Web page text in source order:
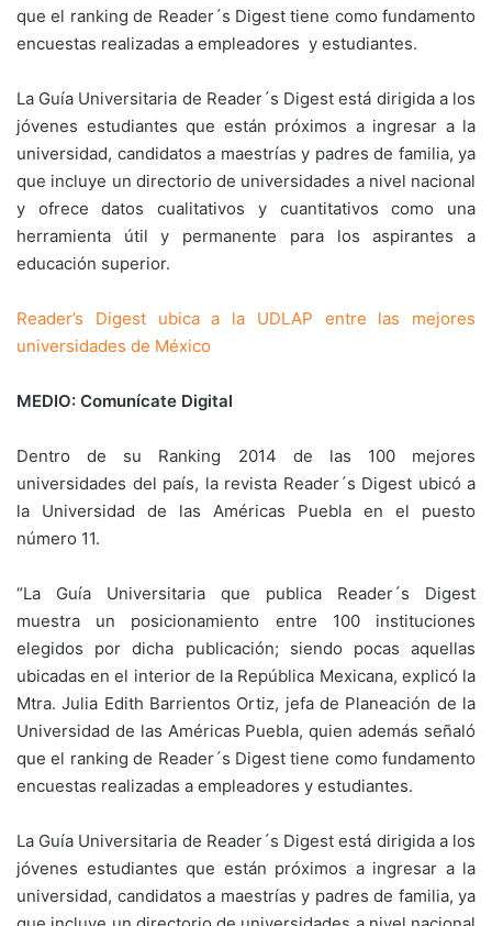
que el ranking de Reader´s Digest tiene como fundamento
encuestas realizadas a empleadores y estudiantes.
La Guía Universitaria de Reader´s Digest está dirigida a los
jóvenes estudiantes que están próximos a ingresar a la
universidad, candidatos a maestrías y padres de familia, ya
que incluye un directorio de universidades a nivel nacional
y ofrece datos cualitativos y cuantitativos como una
herramienta útil y permanente para los aspirantes a
educación superior.
Reader’s Digest ubica a la UDLAP entre las mejores
universidades de México
MEDIO: Comunícate Digital
Dentro de su Ranking 2014 de las 100 mejores
universidades del país, la revista Reader´s Digest ubicó a
la Universidad de las Américas Puebla en el puesto
número 11.
“La Guía Universitaria que publica Reader´s Digest
muestra un posicionamiento entre 100 instituciones
elegidos por dicha publicación; siendo pocas aquellas
ubicadas en el interior de la República Mexicana, explicó la
Mtra. Julia Edith Barrientos Ortiz, jefa de Planeación de la
Universidad de las Américas Puebla, quien además señaló
que el ranking de Reader´s Digest tiene como fundamento
encuestas realizadas a empleadores y estudiantes.
La Guía Universitaria de Reader´s Digest está dirigida a los
jóvenes estudiantes que están próximos a ingresar a la
universidad, candidatos a maestrías y padres de familia, ya